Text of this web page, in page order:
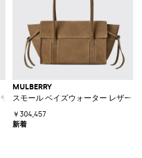
ー ショルダーバッグ
MULBERRY
スモール ベイズウォーター レザー
￥304,457